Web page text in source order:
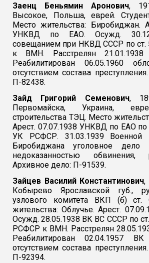
Заенц Беньямин Аронович,
Высокое, Польша, еврей.
Место жительства: Биробиджан.
УНКВД по ЕАО. Осужд.
совещанием при НКВД СССР по
к ВМН. Расстрелян 21.01.1938
Реабилитирован 06.05.1960
отсутствием состава
П-82438.
Зайд Григорий Семенович,
Первомайска, Украина,
строительства ТЭЦ. Место
Арест. 07.07.1938 УНКВД по ЕАО по
УК РСФСР. 31.03.1939 Военной
Биробиджана уголовное дело
недоказанностью обвинения,
Архивное дело: П-91539.
Зайцев Василий Константинович,
Кобырево Ярославской губ.,
узлового комитета ВКП (б) ст.
жительства: Облучье. Арест.
Осужд. 28.05.1938 ВК ВС СССР по
РСФСР к ВМН. Расстрелян
Реабилитирован 02.04.1957
отсутствием состава
П-92394.